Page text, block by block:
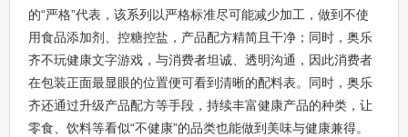
的“严格”代表，该系列以严格标准尽可能减少加工，做到不使
用食品添加剂、控糖控盐，产品配方精简且干净；同时，奥乐
齐不玩健康文字游戏，与消费者坦诚、透明沟通，因此消费者
在包装正面最显眼的位置便可看到清晰的配料表。同时，奥乐
齐还通过升级产品配方等手段，持续丰富健康产品的种类，让
零食、饮料等看似“不健康”的品类也能做到美味与健康兼得。